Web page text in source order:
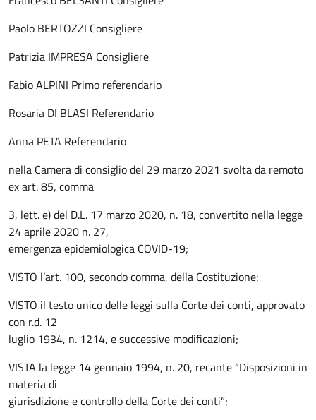
Paolo BERTOZZI Consigliere
Patrizia IMPRESA Consigliere
Fabio ALPINI Primo referendario
Rosaria DI BLASI Referendario
Anna PETA Referendario
nella Camera di consiglio del 29 marzo 2021 svolta da remoto
ex art. 85, comma
3, lett. e) del D.L. 17 marzo 2020, n. 18, convertito nella legge
24 aprile 2020 n. 27,
emergenza epidemiologica COVID-19;
VISTO l’art. 100, secondo comma, della Costituzione;
VISTO il testo unico delle leggi sulla Corte dei conti, approvato
con r.d. 12
luglio 1934, n. 1214, e successive modificazioni;
VISTA la legge 14 gennaio 1994, n. 20, recante “Disposizioni in
materia di
giurisdizione e controllo della Corte dei conti”;